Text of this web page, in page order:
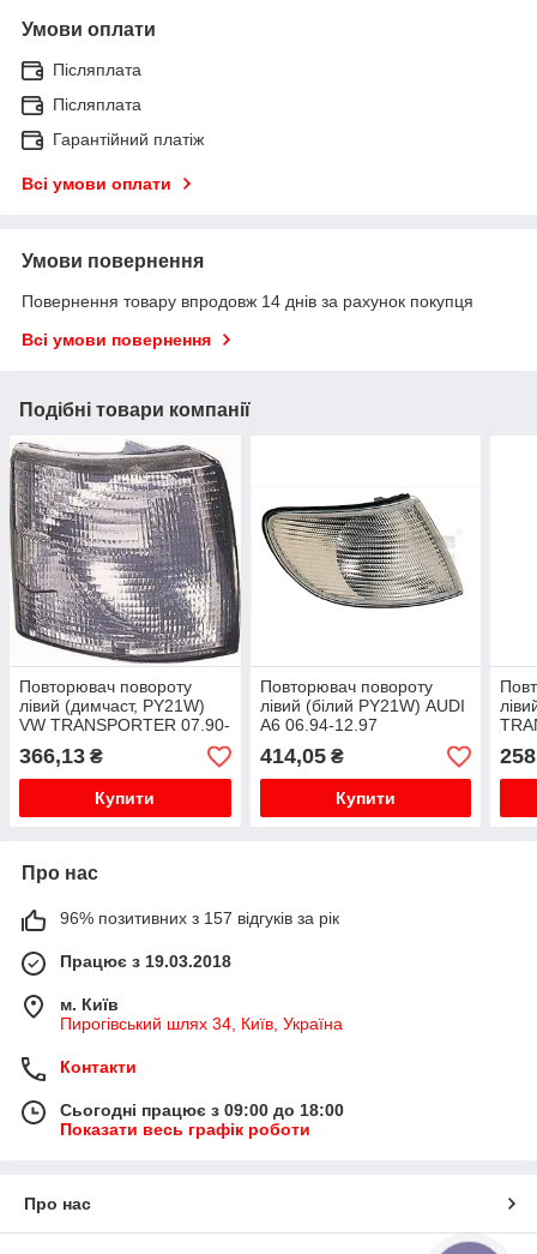
Умови оплати
Післяплата
Післяплата
Гарантійний платіж
Всі умови оплати
Умови повернення
Повернення товару впродовж 14 днів за рахунок покупця
Всі умови повернення
Подібні товари компанії
Повторювач повороту
лівий (димчаст, PY21W)
VW TRANSPORTER 07.90-
09.95
366,13 ₴
Купити
Повторювач повороту
лівий (білий PY21W) AUDI
A6 06.94-12.97
414,05₴
Купити
Про нас
96% позитивних з 157 відгуків за рік
Працює з 19.03.2018
м. Київ
Пирогівський шлях 34, Київ, Україна
Контакти
Сьогодні працює з 09:00 до 18:00
Показати весь графік роботи
Про нас